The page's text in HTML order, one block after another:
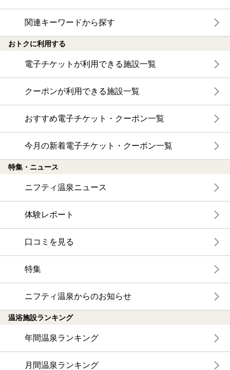
関連キーワードから探す
おトクに利用する
電子チケットが利用できる施設一覧
クーポンが利用できる施設一覧
おすすめ電子チケット・クーポン一覧
今月の新着電子チケット・クーポン一覧
特集・ニュース
ニフティ温泉ニュース
体験レポート
口コミを見る
特集
ニフティ温泉からのお知らせ
温浴施設ランキング
年間温泉ランキング
月間温泉ランキング